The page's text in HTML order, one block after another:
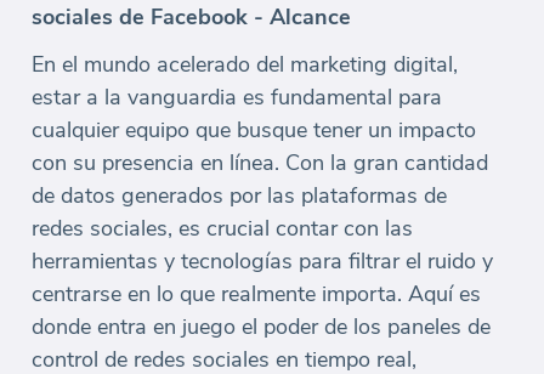
sociales de Facebook - Alcance
En el mundo acelerado del marketing digital,
estar a la vanguardia es fundamental para
cualquier equipo que busque tener un impacto
con su presencia en línea. Con la gran cantidad
de datos generados por las plataformas de
redes sociales, es crucial contar con las
herramientas y tecnologías para filtrar el ruido y
centrarse en lo que realmente importa. Aquí es
donde entra en juego el poder de los paneles de
control de redes sociales en tiempo real,